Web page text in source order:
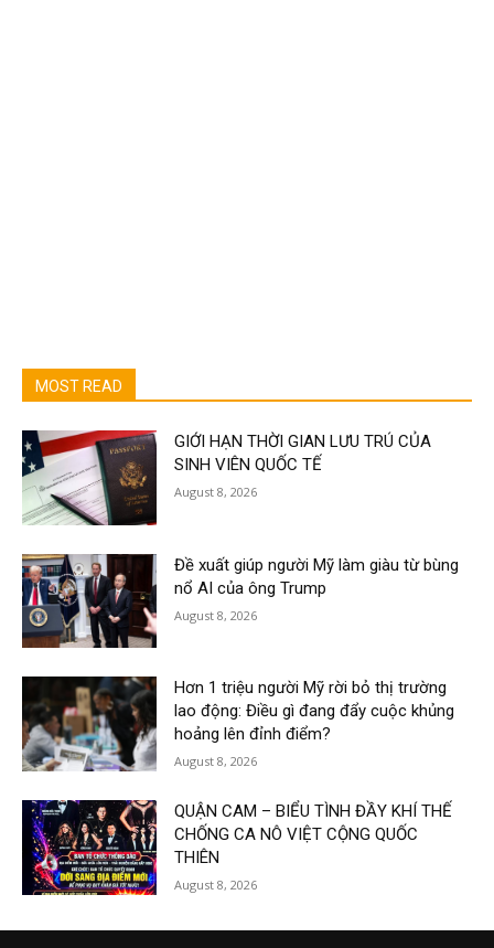
MOST READ
GIỚI HẠN THỜI GIAN LƯU TRÚ CỦA
SINH VIÊN QUỐC TẾ
August 8, 2026
Đề xuất giúp người Mỹ làm giàu từ bùng
nổ AI của ông Trump
August 8, 2026
Hơn 1 triệu người Mỹ rời bỏ thị trường
lao động: Điều gì đang đẩy cuộc khủng
hoảng lên đỉnh điểm?
August 8, 2026
QUẬN CAM – BIỂU TÌNH ĐẦY KHÍ THẾ
CHỐNG CA NÔ VIỆT CỘNG QUỐC
THIÊN
August 8, 2026